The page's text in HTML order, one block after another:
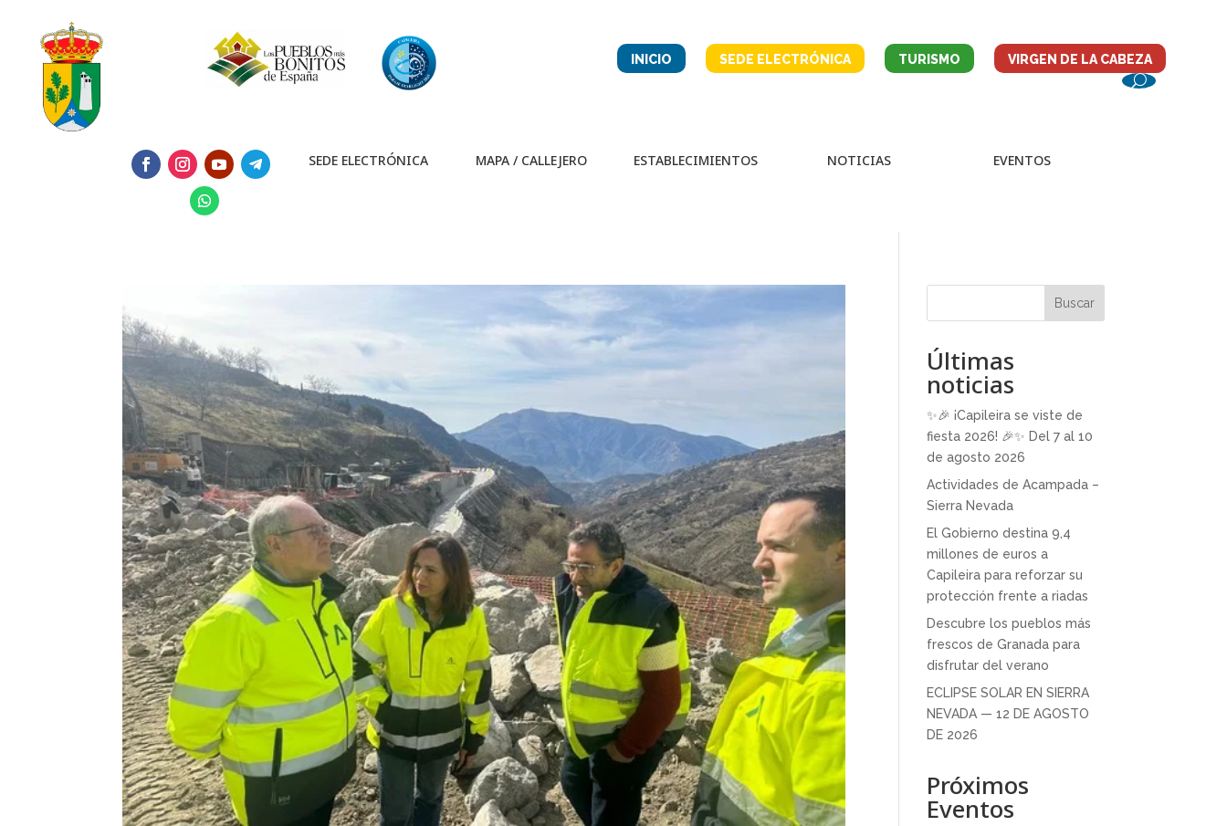
INICIO SEDE ELECTRÓNICA TURISMO VIRGEN DE LA CABEZA
SEDE ELECTRÓNICA MAPA / CALLEJERO ESTABLECIMIENTOS NOTICIAS EVENTOS
Buscar
Últimas
noticias
✨🎉 ¡Capileira se viste de
fiesta 2026! 🎉✨ Del 7 al 10
de agosto 2026
Actividades de Acampada –
Sierra Nevada
El Gobierno destina 9,4
millones de euros a
Capileira para reforzar su
protección frente a riadas
Descubre los pueblos más
frescos de Granada para
disfrutar del verano
ECLIPSE SOLAR EN SIERRA
NEVADA — 12 DE AGOSTO
DE 2026
Próximos
Eventos